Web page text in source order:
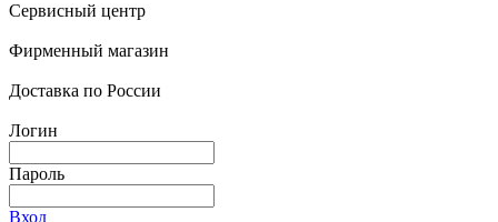
Сервисный центр
Фирменный магазин
Доставка по России
Логин
Пароль
Вход